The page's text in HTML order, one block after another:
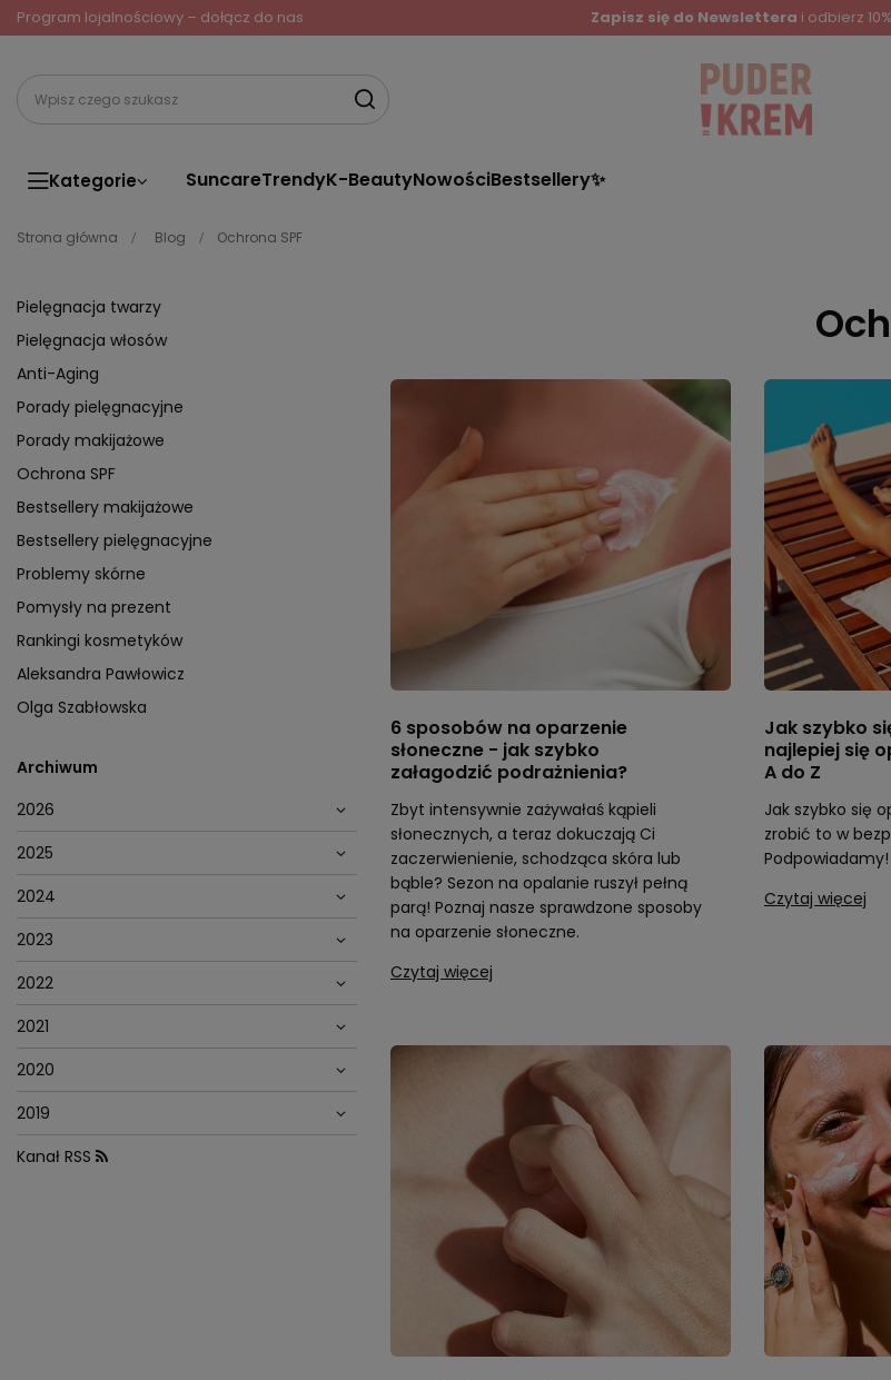
Program lojalnościowy – dołącz do nas Zapisz się do Newslettera i odbierz
Kategorie SuncareTrendyK-BeautyNowościBestsellery✨
Strona główna Blog Ochrona SPF
Pielęgnacja twarzy
Pielęgnacja włosów
Anti-Aging
Porady pielęgnacyjne
Porady makijażowe
Ochrona SPF
Bestsellery makijażowe
Bestsellery pielęgnacyjne
Problemy skórne
Pomysły na prezent
Rankingi kosmetyków
Aleksandra Pawłowicz
Olga Szabłowska
Archiwum
2026
2025
2024
2023
2022
2021
2020
2019
Kanał RSS
6 sposobów na oparzenie
słoneczne - jak szybko
załagodzić podrażnienia?
Zbyt intensywnie zażywałaś kąpieli
słonecznych, a teraz dokuczają Ci
zaczerwienienie, schodząca skóra lub
bąble? Sezon na opalanie ruszył pełną
parą! Poznaj nasze sprawdzone sposoby
na oparzenie słoneczne.
Czytaj więcej
Jak szybko
najlepiej się
A do Z
Jak szybko się
zrobić to w
Podpowiadamy!
Czytaj więcej